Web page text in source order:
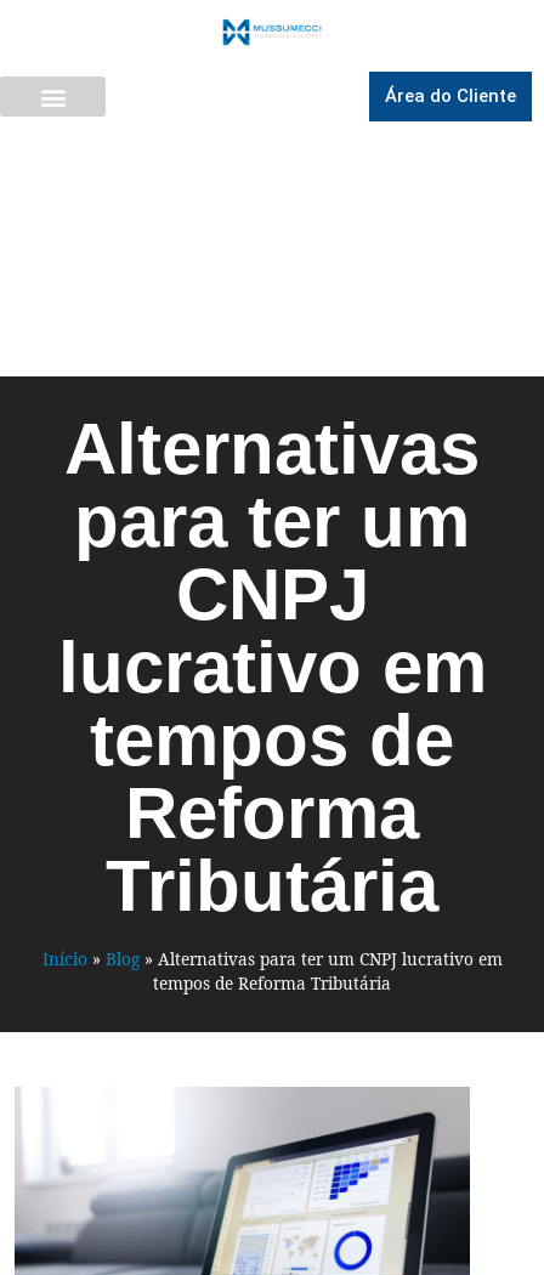
Área do Cliente
Alternativas
para ter um
CNPJ
lucrativo em
tempos de
Reforma
Tributária
Início » Blog» Alternativas para ter um CNPJ lucrativo em
tempos de Reforma Tributária